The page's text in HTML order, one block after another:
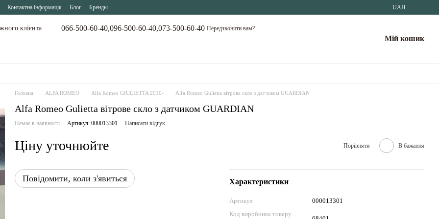
Контактна інформація Блог Бренды UAH
клієнта 066-500-60-40,096-500-60-40,073-500-60-40 Передзвонити вам?
Мій кошик
Головна ALFA ROMEO Alfa Romeo GIULIETTA 2010- Alfa Romeo Gulietta вітрове скло з датчиком GUARDIAN
Alfa Romeo Gulietta вітрове скло з датчиком GUARDIAN
Немає в наявності Артикул: 000013301 Написати відгук
Ціну уточнюйте Порівняти В бажання
Повідомити, коли з'явиться Характеристики
Артикул
000013301
Код виробника товару